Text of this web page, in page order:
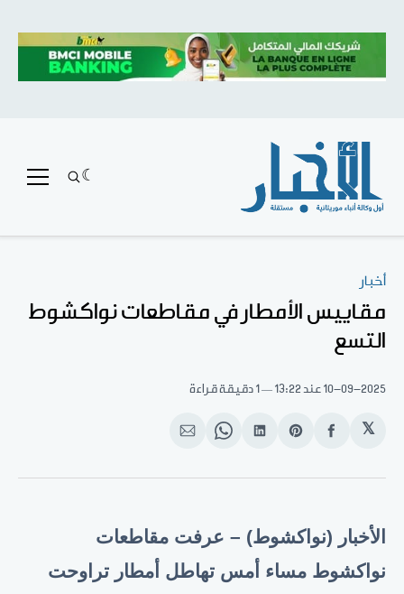
أخبار
مقاييس الأمطار في مقاطعات نواكشوط
التسع
10-09-2025 عند 13:22 1 دقيقة قراءة
𝕏
انشر
الفيسبوك
Share
Pinterest
انشر
لينكد
Share
WhatsApp
انشر
الإيميل
الأخبار (نواكشوط) – عرفت مقاطعات
نواكشوط مساء أمس تهاطل أمطار تراوحت